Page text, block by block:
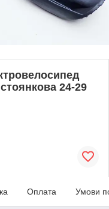
24-29
Оплата Умови